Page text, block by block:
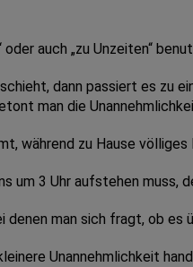
oder auch „zu Unzeiten“
dann passiert es zu
man die
während zu Hause
um 3 Uhr aufstehen muss,
denen man sich fragt, ob
Unannehmlichkeit